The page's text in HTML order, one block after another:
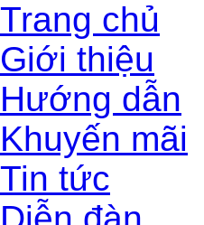
Trang chủ
Giới thiệu
Hướng dẫn
Khuyến mãi
Tin tức